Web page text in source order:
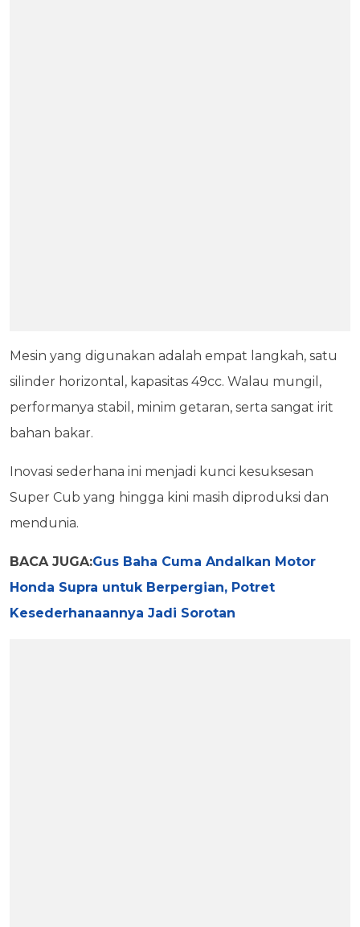
Mesin yang digunakan adalah empat langkah, satu
silinder horizontal, kapasitas 49cc. Walau mungil,
performanya stabil, minim getaran, serta sangat irit
bahan bakar.
Inovasi sederhana ini menjadi kunci kesuksesan
Super Cub yang hingga kini masih diproduksi dan
mendunia.
BACA JUGA:Gus Baha Cuma Andalkan Motor
Honda Supra untuk Berpergian, Potret
Kesederhanaannya Jadi Sorotan